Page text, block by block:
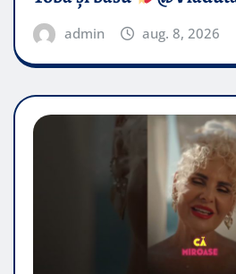
admin aug. 8, 2026